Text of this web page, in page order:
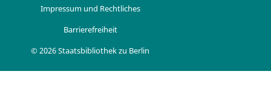
Impressum und Rechtliches
Barrierefreiheit
© 2026 Staatsbibliothek zu Berlin